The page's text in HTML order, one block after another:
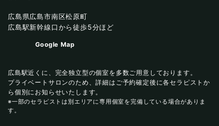
広島県広島市南区松原町
広島駅新幹線口から徒歩5分ほど
Google Map
広島駅近くに、完全独立型の個室を多数ご用意しております。
プライベートサロンのため、詳細はご予約確定後に各セラピストか
ら個別にお知らせいたします。
※一部のセラピストは別エリアに専用個室を完備している場合がありま
す。